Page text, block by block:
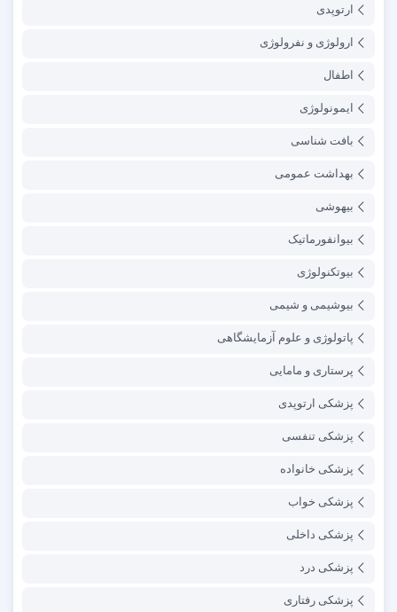
ارتوپدی
ارولوژی و نفرولوژی
اطفال
ایمونولوژی
بافت شناسی
بهداشت عمومی
بیهوشی
بیوانفورماتیک
بیوتکنولوژی
بیوشیمی و شیمی
پاتولوژی و علوم آزمایشگاهی
پرستاری و مامایی
پزشکی ارتوپدی
پزشکی تنفسی
پزشکی خانواده
پزشکی خواب
پزشکی داخلی
پزشکی درد
پزشکی رفتاری